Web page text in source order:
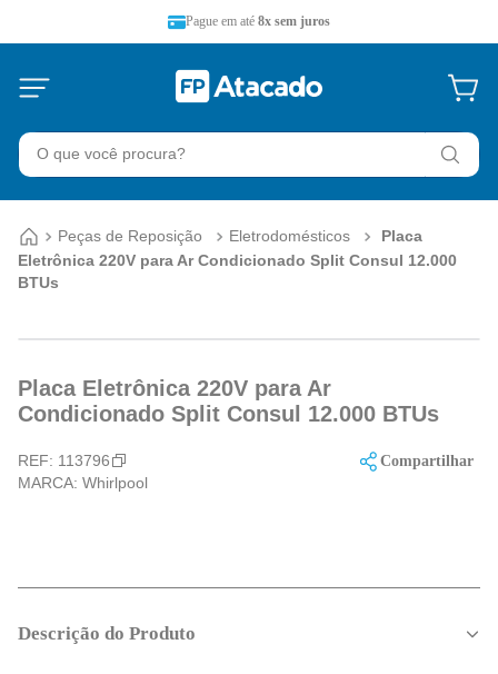
Pague em até 8x sem juros
O que você procura?
Peças de Reposição Eletrodomésticos
Placa
Eletrônica 220V para Ar Condicionado Split Consul 12.000
BTUs
Placa Eletrônica 220V para Ar
Condicionado Split Consul 12.000 BTUs
REF: 113796
MARCA: Whirlpool
Compartilhar
Descrição do Produto